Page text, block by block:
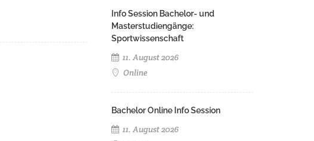
Info Session Bachelor- und
Masterstudiengänge:
Sportwissenschaft
11. August 2026
Online
Bachelor Online Info Session
11. August 2026